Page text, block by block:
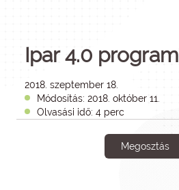
Ipar 4.0 program
2018. szeptember 18.
Módosítás: 2018. október 11.
Olvasási idő: 4 perc
Megosztás